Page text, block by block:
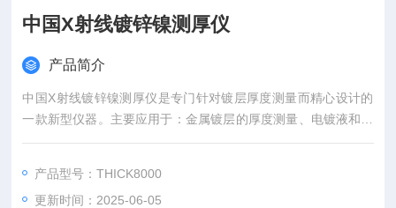
中国X射线镀锌镍测厚仪
产品简介
中国X射线镀锌镍测厚仪是专门针对镀层厚度测量而精心设计的
一款新型仪器。主要应用于：金属镀层的厚度测量、电镀液和镀
层含量的测定；黄金、铂、银等贵金属和各种首饰的含量检测。
产品型号：THICK8000
更新时间：2025-06-05